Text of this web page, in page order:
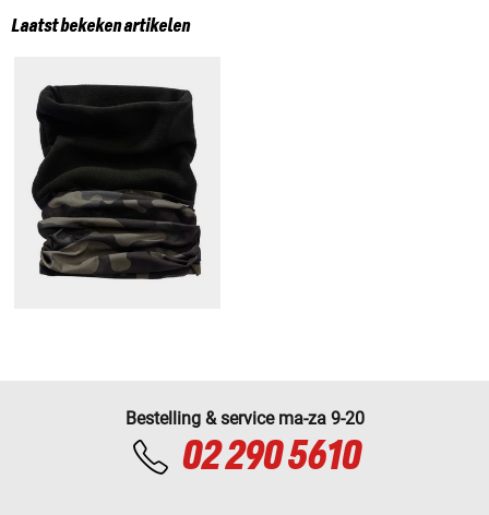
Laatst bekeken artikelen
Bestelling & service ma-za 9-20
02 290 5610